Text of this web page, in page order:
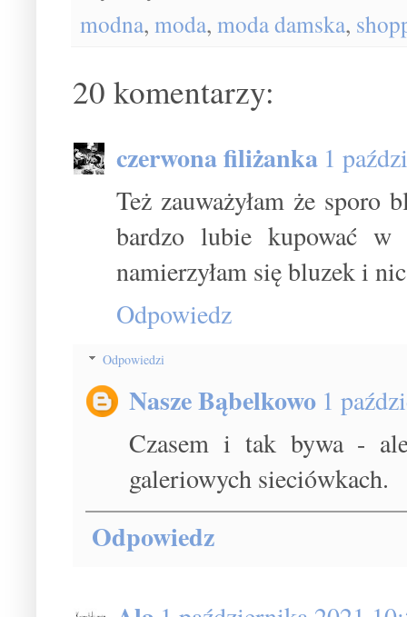
modna, moda, moda damska,
20 komentarzy:
czerwona filiżanka 1
Też zauważyłam że sporo
bardzo lubie kupować w
namierzyłam się bluzek i
Odpowiedz
Odpowiedzi
Nasze Bąbelkowo 1
Czasem i tak bywa -
galeriowych sieciówkach.
Odpowiedz